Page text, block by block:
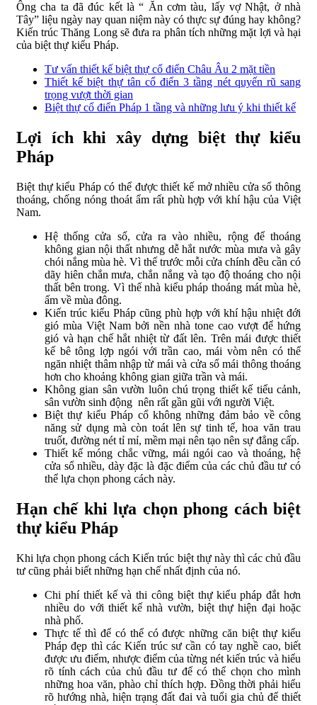
Ông cha ta đã đúc kết là “ Ăn cơm tàu, lấy vợ Nhật, ở nhà
Tây” liệu ngày nay quan niệm này có thực sự đúng hay không?
Kiến trúc Thăng Long sẽ đưa ra phân tích những mặt lợi và hại
của biệt thự kiểu Pháp.
Tư vấn thiết kế biệt thự cổ điển Châu Âu 2 mặt tiền
Thiết kế biệt thự tân cổ điển 3 tầng nét quyến rũ sang
trọng vượt thời gian
Biệt thự cổ điển Pháp 1 tầng và những lưu ý khi thiết kế
Lợi ích khi xây dựng biệt thự kiểu
Pháp
Biệt thự kiểu Pháp có thể được thiết kế mở nhiều cửa sổ thông
thoáng, chống nóng thoát ẩm rất phù hợp với khí hậu của Việt
Nam.
Hệ thống cửa sổ, cửa ra vào nhiều, rộng để thoáng
không gian nội thất nhưng dễ hắt nước mùa mưa và gây
chói nắng mùa hè. Vì thế trước mỗi cửa chính đều cần có
dãy hiên chắn mưa, chắn nắng và tạo độ thoáng cho nội
thất bên trong. Vì thế nhà kiểu pháp thoáng mát mùa hè,
ấm về mùa đông.
Kiến trúc kiểu Pháp cũng phù hợp với khí hậu nhiệt đới
gió mùa Việt Nam bởi nền nhà tone cao vượt để hứng
gió và hạn chế hắt nhiệt từ đất lên. Trên mái được thiết
kế bê tông lợp ngói với trần cao, mái vòm nên có thể
ngăn nhiệt thâm nhập từ mái và cửa sổ mái thông thoáng
hơn cho khoảng không gian giữa trần và mái.
Không gian sân vườn luôn chú trọng thiết kế tiểu cảnh,
sân vườn sinh động nên rất gần gũi với người Việt.
Biệt thự kiểu Pháp cổ không những đảm bảo về công
năng sử dụng mà còn toát lên sự tinh tế, hoa văn trau
truốt, đường nét tỉ mỉ, mềm mại nên tạo nên sự đẳng cấp.
Thiết kế móng chắc vững, mái ngói cao và thoáng, hệ
cửa sổ nhiều, dày đặc là đặc điểm của các chủ đầu tư có
thể lựa chọn phong cách này.
Hạn chế khi lựa chọn phong cách biệt
thự kiểu Pháp
Khi lựa chọn phong cách Kiến trúc biệt thự này thì các chủ đầu
tư cũng phải biết những hạn chế nhất định của nó.
Chi phí thiết kế và thi công biệt thự kiểu pháp đắt hơn
nhiều do với thiết kế nhà vườn, biệt thự hiện đại hoặc
nhà phố.
Thực tế thì để có thể có được những căn biệt thự kiểu
Pháp đẹp thì các Kiến trúc sư cần có tay nghề cao, biết
được ưu điểm, nhược điểm của từng nét kiến trúc và hiểu
rõ tính cách của chủ đầu tư để có thể chọn cho mình
những hoa văn, phào chỉ thích hợp. Đồng thời phải hiểu
rõ hướng nhà, hiện trạng đất đai và tuổi gia chủ để thiết